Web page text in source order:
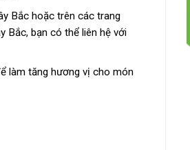
Bắc hoặc trên các trang
Bắc, bạn có thể liên hệ với
làm tăng hương vị cho món